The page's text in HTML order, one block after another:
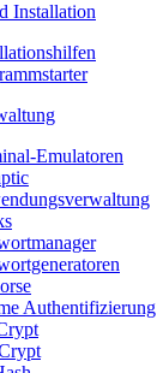
Installation
Emulatoren
Authentifizierung